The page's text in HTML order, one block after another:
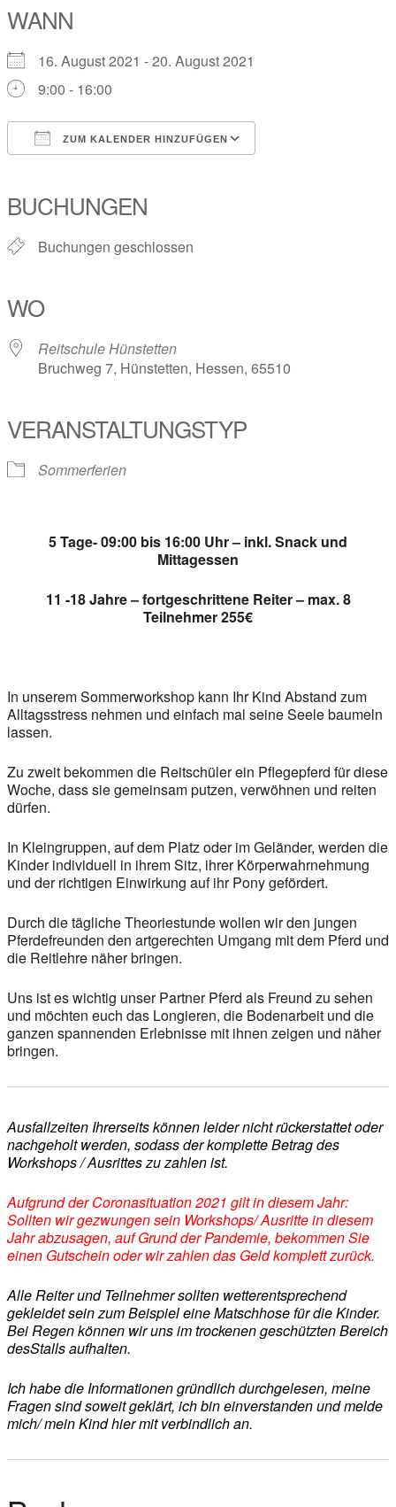
WANN
16. August 2021 - 20. August 2021
9:00 - 16:00
ZUM KALENDER HINZUFÜGEN
BUCHUNGEN
Buchungen geschlossen
WO
Reitschule Hünstetten
Bruchweg 7, Hünstetten, Hessen, 65510
VERANSTALTUNGSTYP
Sommerferien
5 Tage- 09:00 bis 16:00 Uhr – inkl. Snack und
Mittagessen
11 -18 Jahre – fortgeschrittene Reiter – max. 8
Teilnehmer 255€
In unserem Sommerworkshop kann Ihr Kind Abstand zum
Alltagsstress nehmen und einfach mal seine Seele baumeln
lassen.
Zu zweit bekommen die Reitschüler ein Pflegepferd für diese
Woche, dass sie gemeinsam putzen, verwöhnen und reiten
dürfen.
In Kleingruppen, auf dem Platz oder im Geländer, werden die
Kinder individuell in ihrem Sitz, ihrer Körperwahrnehmung
und der richtigen Einwirkung auf ihr Pony gefördert.
Durch die tägliche Theoriestunde wollen wir den jungen
Pferdefreunden den artgerechten Umgang mit dem Pferd und
die Reitlehre näher bringen.
Uns ist es wichtig unser Partner Pferd als Freund zu sehen
und möchten euch das Longieren, die Bodenarbeit und die
ganzen spannenden Erlebnisse mit ihnen zeigen und näher
bringen.
Ausfallzeiten Ihrerseits können leider nicht rückerstattet oder
nachgeholt werden, sodass der komplette Betrag des
Workshops / Ausrittes zu zahlen ist.
Aufgrund der Coronasituation 2021 gilt in diesem Jahr:
Sollten wir gezwungen sein Workshops/ Ausritte in diesem
Jahr abzusagen, auf Grund der Pandemie, bekommen Sie
einen Gutschein oder wir zahlen das Geld komplett zurück.
Alle Reiter und Teilnehmer sollten wetterentsprechend
gekleidet sein zum Beispiel eine Matschhose für die Kinder.
Bei Regen können wir uns im trockenen geschützten Bereich
desStalls aufhalten.
Ich habe die Informationen gründlich durchgelesen, meine
Fragen sind soweit geklärt, ich bin einverstanden und melde
mich/ mein Kind hier mit verbindlich an.